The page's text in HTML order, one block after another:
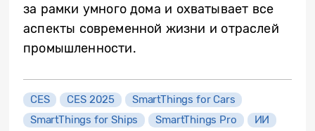
за рамки умного дома и охватывает все
аспекты современной жизни и отраслей
промышленности.
CES CES 2025
SmartThings for Cars
SmartThings for Ships
SmartThings Pro
ИИ